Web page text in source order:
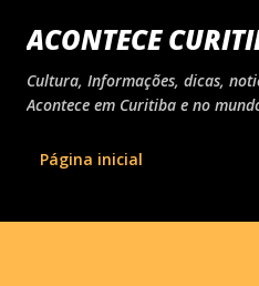
Pular para o
ACONTECE
Cultura, Informações, dicas,
Acontece em Curitiba e no
Página inicial